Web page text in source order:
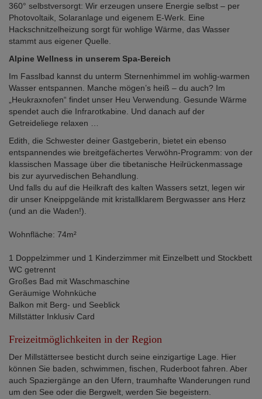
360° selbstversorgt: Wir erzeugen unsere Energie selbst – per
Photovoltaik, Solaranlage und eigenem E-Werk. Eine
Hackschnitzelheizung sorgt für wohlige Wärme, das Wasser
stammt aus eigener Quelle.
Alpine Wellness in unserem Spa-Bereich
Im Fasslbad kannst du unterm Sternenhimmel im wohlig-warmen
Wasser entspannen. Manche mögen’s heiß – du auch? Im
„Heukraxnofen“ findet unser Heu Verwendung. Gesunde Wärme
spendet auch die Infrarotkabine. Und danach auf der
Getreideliege relaxen …
Edith, die Schwester deiner Gastgeberin, bietet ein ebenso
entspannendes wie breitgefächertes Verwöhn-Programm: von der
klassischen Massage über die tibetanische Heilrückenmassage
bis zur ayurvedischen Behandlung.
Und falls du auf die Heilkraft des kalten Wassers setzt, legen wir
dir unser Kneippgelände mit kristallklarem Bergwasser ans Herz
(und an die Waden!).
Wohnfläche: 74m²
1 Doppelzimmer und 1 Kinderzimmer mit Einzelbett und Stockbett
WC getrennt
Großes Bad mit Waschmaschine
Geräumige Wohnküche
Balkon mit Berg- und Seeblick
Millstätter Inklusiv Card
Freizeitmöglichkeiten in der Region
Der Millstättersee besticht durch seine einzigartige Lage. Hier
können Sie baden, schwimmen, fischen, Ruderboot fahren. Aber
auch Spaziergänge an den Ufern, traumhafte Wanderungen rund
um den See oder die Bergwelt, werden Sie begeistern.